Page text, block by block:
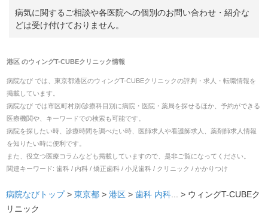
病気に関するご相談や各医院への個別のお問い合わせ・紹介な
どは受け付けておりません。
港区 のウィングT-CUBEクリニック情報
病院なび では、 東京都港区のウィングT-CUBEクリニックの評判・求人・転職情報を
掲載しています。
病院なび では市区町村別/診療科目別に病院・医院・薬局を探せるほか、予約ができる
医療機関や、キーワードでの検索も可能です。
病院を探したい時、診療時間を調べたい時、医師求人や看護師求人、薬剤師求人情報
を知りたい時に便利です。
また、役立つ医療コラムなども掲載していますので、是非ご覧になってください。
関連キーワード: 歯科 / 内科 / 矯正歯科 / 小児歯科 / クリニック / かかりつけ
病院なびトップ > 東京都 > 港区 > 歯科 内科 ... > ウィングT-CUBEク
リニック